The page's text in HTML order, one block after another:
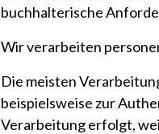
buchhalterische
Wir verarbeiten
Die meisten
beispielsweise zur
Verarbeitung erfolgt,